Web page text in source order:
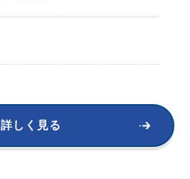
詳しく見る